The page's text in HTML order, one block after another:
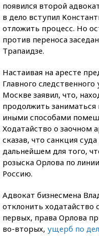
появился второй
в дело вступил
отложить процесс. Но
против переноса
Трапаидзе.
Настаивая на аресте
Главного
Москве заявил, что,
продолжить
иными способами
Ходатайство о заочном
сказав, что санкция
дальнейшем для того,
розыска Орлова по
Россию.
Адвокат бизнесмена
отклонить ходатайство
первых, права Орлова
во-вторых, ущерб по